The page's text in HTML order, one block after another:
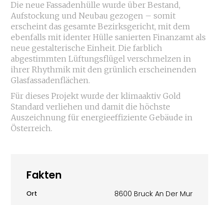
Die neue Fassadenhülle wurde über Bestand,
Aufstockung und Neubau gezogen – somit
erscheint das gesamte Bezirksgericht, mit dem
ebenfalls mit identer Hülle sanierten Finanzamt als
neue gestalterische Einheit. Die farblich
abgestimmten Lüftungsflügel verschmelzen in
ihrer Rhythmik mit den grünlich erscheinenden
Glasfassadenflächen.
Für dieses Projekt wurde der klimaaktiv Gold
Standard verliehen und damit die höchste
Auszeichnung für energieeffiziente Gebäude in
Österreich.
Fakten
Ort 8600 Bruck An Der Mur